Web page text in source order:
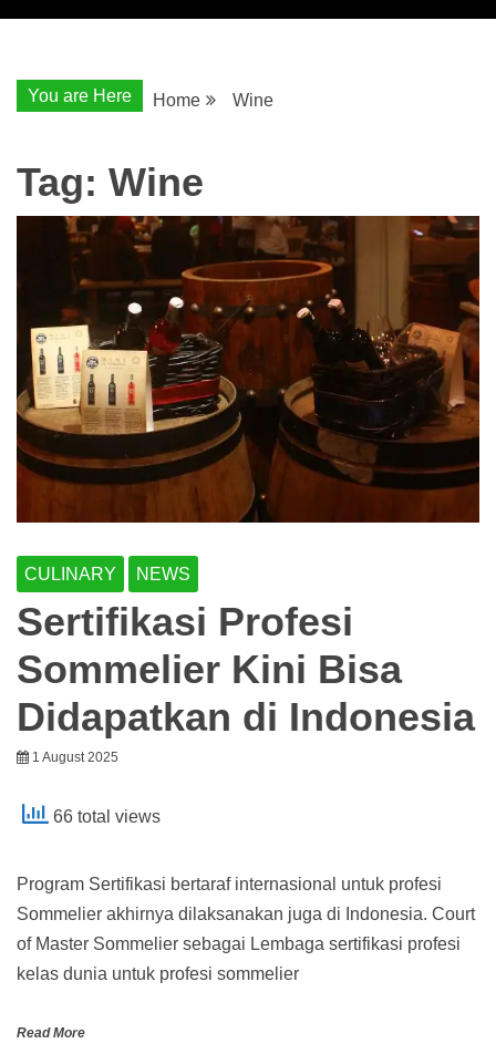
You are Here Home Wine
Tag: Wine
CULINARY NEWS
Sertifikasi Profesi
Sommelier Kini Bisa
Didapatkan di Indonesia
1 August 2025
66 total views
Program Sertifikasi bertaraf internasional untuk profesi
Sommelier akhirnya dilaksanakan juga di Indonesia. Court
of Master Sommelier sebagai Lembaga sertifikasi profesi
kelas dunia untuk profesi sommelier
Read More